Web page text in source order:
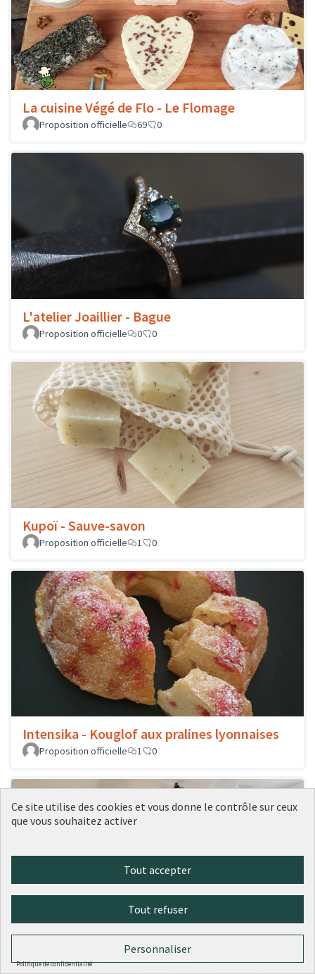
La cuisine Végé de Flo - Le Flomage
Proposition officielle 69 0
L'atelier Joaillier - Bague
Proposition officielle 0 0
Kupoï - Sauve-savon
Proposition officielle 1 0
Intensika - Kouglof aux pralines lyonnaises
Proposition officielle 1 0
Hedonisme - Bibliothèque
Proposition officielle 0 0
Ce site utilise des cookies et vous donne le contrôle sur ceux
que vous souhaitez activer
Tout accepter
Tout refuser
Personnaliser
Politique de confidentialité